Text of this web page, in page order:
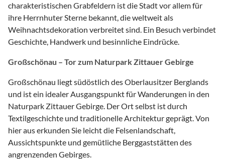
charakteristischen Grabfeldern ist die Stadt vor allem für
ihre Herrnhuter Sterne bekannt, die weltweit als
Weihnachtsdekoration verbreitet sind. Ein Besuch verbindet
Geschichte, Handwerk und besinnliche Eindrücke.
Großschönau – Tor zum Naturpark Zittauer Gebirge
Großschönau liegt südöstlich des Oberlausitzer Berglands
und ist ein idealer Ausgangspunkt für Wanderungen in den
Naturpark Zittauer Gebirge. Der Ort selbst ist durch
Textilgeschichte und traditionelle Architektur geprägt. Von
hier aus erkunden Sie leicht die Felsenlandschaft,
Aussichtspunkte und gemütliche Berggaststätten des
angrenzenden Gebirges.